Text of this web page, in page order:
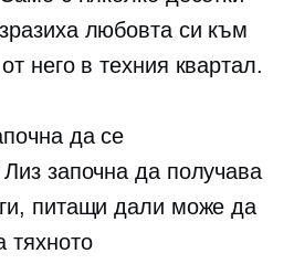
любовта си към
него в техния квартал.
да се
започна да получава
питащи дали може да
тяхното